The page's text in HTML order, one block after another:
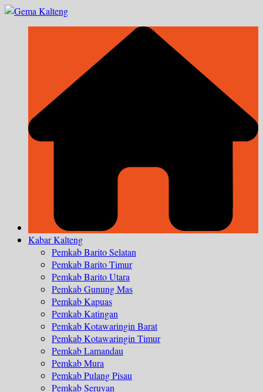
Skip
Kabar Kalteng
Pemkab Barito Selatan
Pemkab Barito Timur
Pemkab Barito Utara
Pemkab Gunung Mas
Pemkab Kapuas
Pemkab Katingan
Pemkab Kotawaringin Barat
Pemkab Kotawaringin Timur
Pemkab Lamandau
Pemkab Mura
Pemkab Pulang Pisau
Pemkab Seruyan